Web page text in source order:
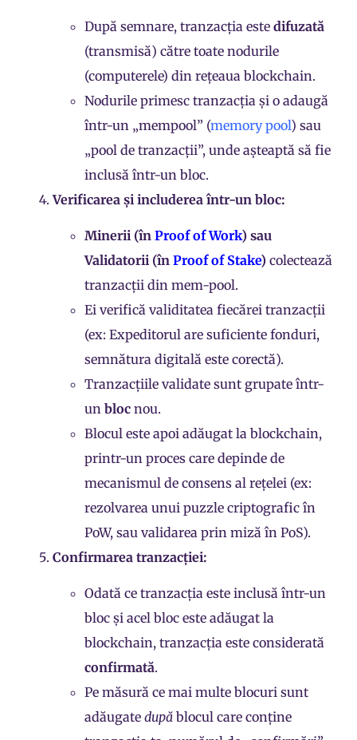
După semnare, tranzacția este difuzată
(transmisă) către toate nodurile
(computerele) din rețeaua blockchain.
Nodurile primesc tranzacția și o adaugă
într-un „mempool” (memory pool) sau
„pool de tranzacții”, unde așteaptă să fie
inclusă într-un bloc.
Verificarea și includerea într-un bloc:
Minerii (în Proof of Work) sau
Validatorii (în Proof of Stake) colectează
tranzacții din mem-pool.
Ei verifică validitatea fiecărei tranzacții
(ex: Expeditorul are suficiente fonduri,
semnătura digitală este corectă).
Tranzacțiile validate sunt grupate într-
un bloc nou.
Blocul este apoi adăugat la blockchain,
printr-un proces care depinde de
mecanismul de consens al rețelei (ex:
rezolvarea unui puzzle criptografic în
PoW, sau validarea prin miză în PoS).
Confirmarea tranzacției:
Odată ce tranzacția este inclusă într-un
bloc și acel bloc este adăugat la
blockchain, tranzacția este considerată
confirmată.
Pe măsură ce mai multe blocuri sunt
adăugate după blocul care conține